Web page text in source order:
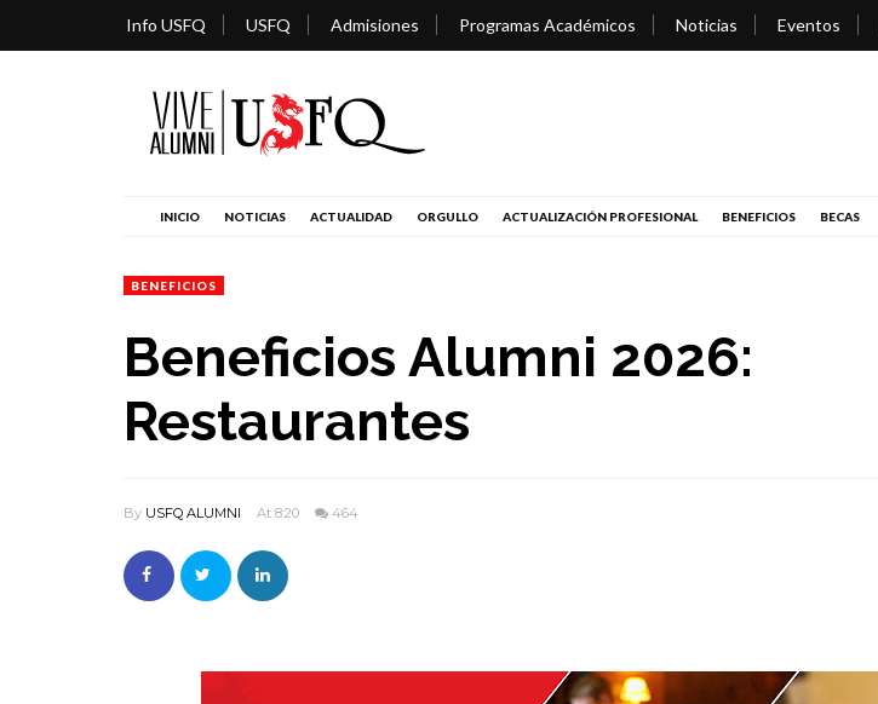
Info USFQ USFQ Admisiones Programas Académicos Noticias Eventos
INICIO NOTICIAS ACTUALIDAD ORGULLO ACTUALIZACIÓN PROFESIONAL BENEFICIOS BECAS
BENEFICIOS
Beneficios Alumni 2026:
Restaurantes
By USFQ ALUMNI At 8:20 464